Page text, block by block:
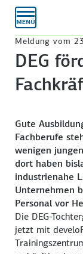
Meldung vom
DEG
Gute
Fachberufe
wenigen
dort haben
industrienahe
Unternehmen
Personal vor
Die DEG-
jetzt mit